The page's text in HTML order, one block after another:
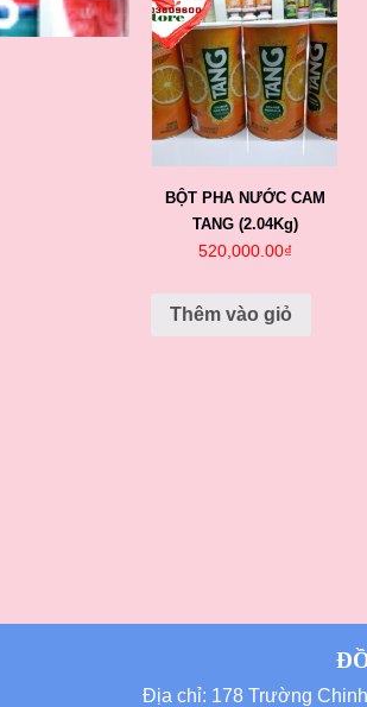
BỘT PHA NƯỚC CAM
TANG (2.04Kg)
520,000.00₫
Thêm vào giỏ
Địa chỉ: 178 Trường